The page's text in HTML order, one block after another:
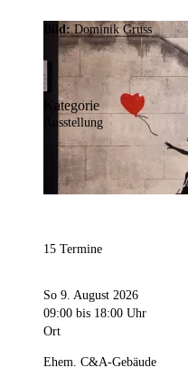
Bild:Dominik Gruss
Kategorie
Ausstellung
15 Termine
So 9. August 2026
09:00 bis 18:00 Uhr
Ort
Ehem. C&A-Gebäude